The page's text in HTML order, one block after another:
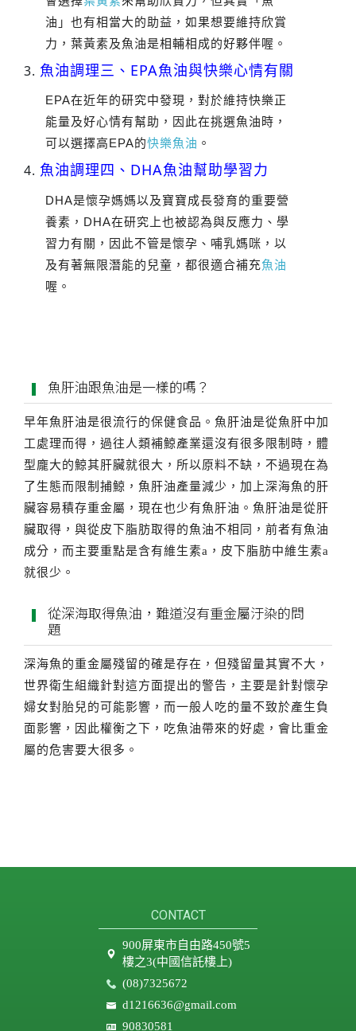
油」也有相當大的助益，如果想要維持欣賞
力 ，葉黃素及魚油是相輔相成的好夥伴喔。
魚油調理三、EPA魚油與快樂心情有關
EPA在近年的研究中發現，對於維持快樂正
能量及好心情有幫助，因此在挑選魚油時，
可以選擇高EPA的快樂魚油 。
魚油調理四、DHA魚油幫助學習力
DHA是懷孕媽媽以及寶寶成長發育的重要營
養素，DHA在研究上也被認為與反應力、學
習力有關，因此不管是懷孕、哺乳媽咪，以
及有著無限潛能的兒童，都很適合補充魚油
喔。
魚肝油跟魚油是一樣的嗎？
早年魚肝油是很流行的保健食品。魚肝油是從魚肝中加
工處理而得，過往人類補鯨產業還沒有很多限制時，體
型龐大的鯨其肝臟就很大，所以原料不缺，不過現在為
了生態而限制捕鯨，魚肝油產量減少，加上深海魚的肝
臟容易積存重金屬，現在也少有魚肝油。魚肝油是從肝
臟取得，與從皮下脂肪取得的魚油不相同，前者有魚油
成分，而主要重點是含有維生素a，皮下脂肪中維生素a
就很少。
從深海取得魚油，難道沒有重金屬汙染的問
題
深海魚的重金屬殘留的確是存在，但殘留量其實不大，
世界衛生組織針對這方面提出的警告，主要是針對懷孕
婦女對胎兒的可能影響，而一般人吃的量不致於產生負
面影響，因此權衡之下，吃魚油帶來的好處，會比重金
屬的危害要大很多。
CONTACT
900屏東市自由路450號5
樓之3(中國信託樓上)
(08)7325672
d1216636@gmail.com
90830581